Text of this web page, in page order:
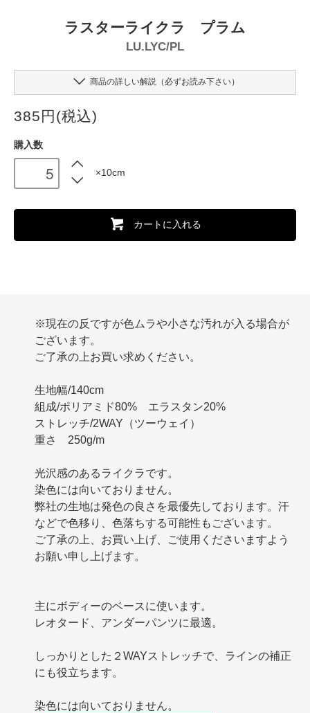
ラスターライクラ プラム
LU.LYC/PL
商品の詳しい解説（必ずお読み下さい）
385円(税込)
購入数
×10cm
カートに入れる
※現在の反ですが色ムラや小さな汚れが入る場合が
ございます。
ご了承の上お買い求めください。
生地幅/140cm
組成/ポリアミド80% エラスタン20%
ストレッチ/2WAY（ツーウェイ）
重さ 250g/m
光沢感のあるライクラです。
染色には向いておりません。
弊社の生地は発色の良さを最優先しております。汗
などで色移り、色落ちする可能性もございます。
ご了承の上、お買い上げ、ご使用くださいますよう
お願い申し上げます。
主にボディーのベースに使います。
レオタード、アンダーパンツに最適。
しっかりとした２WAYストレッチで、ラインの補正
にも役立ちます。
染色には向いておりません。